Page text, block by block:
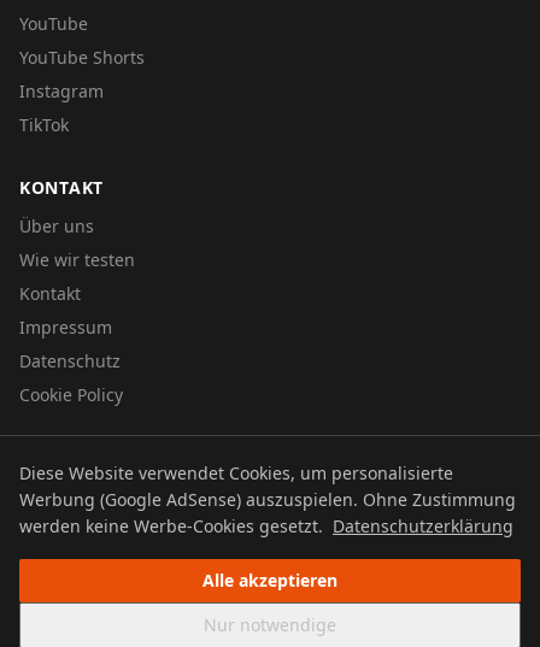
YouTube
YouTube Shorts
Instagram
TikTok
KONTAKT
Über uns
Wie wir testen
Kontakt
Impressum
Datenschutz
Cookie Policy
© 2026 UTBOERG TV
DatenschutzImpressumCookie Policy
Diese Website verwendet Cookies, um personalisierte
Werbung (Google AdSense) auszuspielen. Ohne Zustimmung
werden keine Werbe-Cookies gesetzt. Datenschutzerklärung
Alle akzeptieren
Nur notwendige